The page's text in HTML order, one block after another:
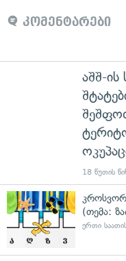
კომენტარები
აშშ-
18 წუთის
(თემა:
ერთი